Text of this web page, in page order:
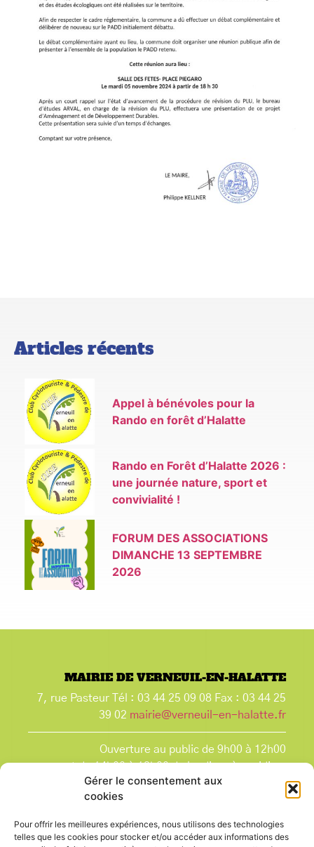
Gérer le consentement aux
cookies
Pour offrir les meilleures expériences, nous utilisons des technologies
telles que les cookies pour stocker et/ou accéder aux informations des
Articles récents
Appel à bénévoles pour la
Rando en forêt d’Halatte
Rando en Forêt d’Halatte 2026 :
une journée nature, sport et
convivialité !
FORUM DES ASSOCIATIONS
DIMANCHE 13 SEPTEMBRE
2026
MAIRIE DE VERNEUIL-EN-HALATTE
7, rue Pasteur Tél : 03 44 25 09 08 Fax : 03 44 25
39 02 mairie@verneuil-en-halatte.fr
Ouverture au public de 9h00 à 12h00
et de 14h00 à 18h00 du lundi après-midi au
vendredi,
et le samedi de 9h00 à 12h00.
que les jours fériés.